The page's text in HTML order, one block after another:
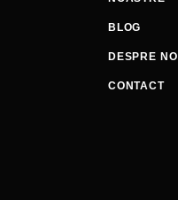
BLOG
DESPRE NOI
CONTACT